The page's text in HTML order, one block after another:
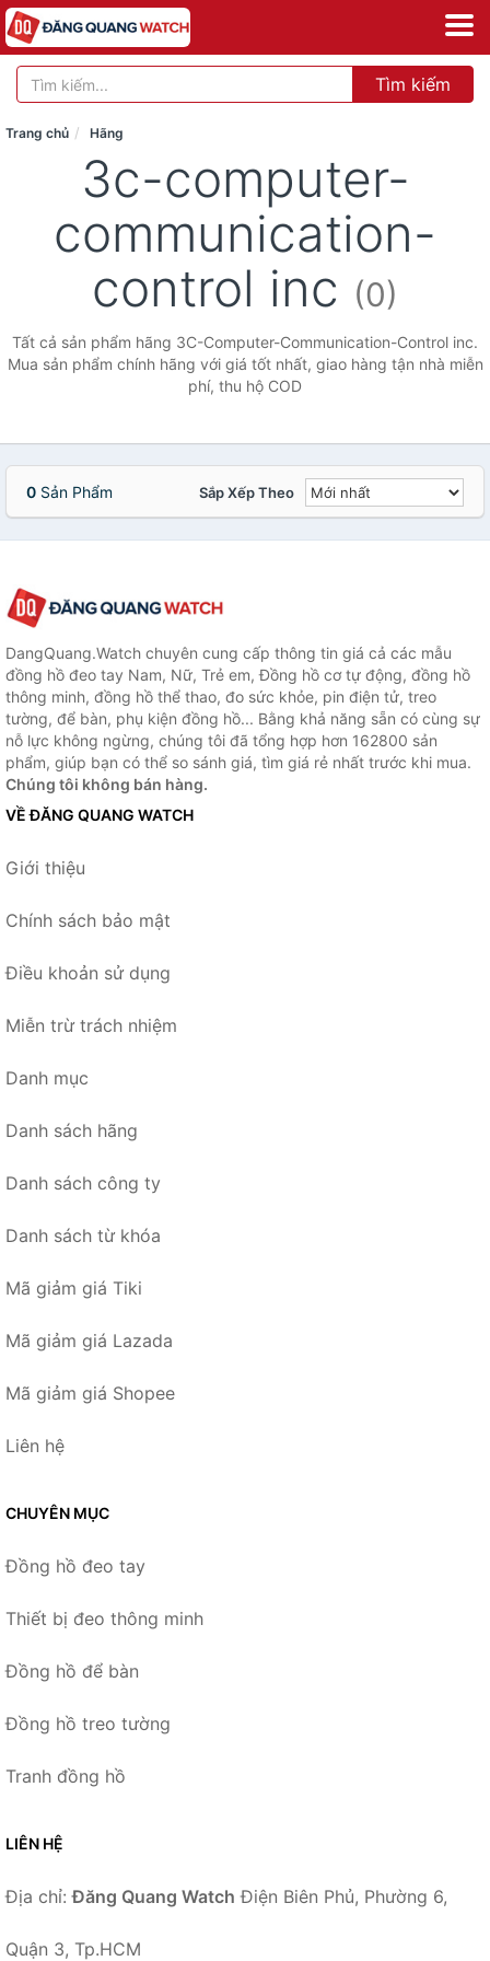
Tìm kiếm
Trang chủ Hãng
3c-computer-
communication-
control inc (0)
Tất cả sản phẩm hãng 3C-Computer-Communication-Control inc.
Mua sản phẩm chính hãng với giá tốt nhất, giao hàng tận nhà miễn
phí, thu hộ COD
0 Sản Phẩm Sắp Xếp Theo
DangQuang.Watch chuyên cung cấp thông tin giá cả các mẫu
đồng hồ đeo tay Nam, Nữ, Trẻ em, Đồng hồ cơ tự động, đồng hồ
thông minh, đồng hồ thể thao, đo sức khỏe, pin điện tử, treo
tường, để bàn, phụ kiện đồng hồ... Bằng khả năng sẵn có cùng sự
nỗ lực không ngừng, chúng tôi đã tổng hợp hơn 162800 sản
phẩm, giúp bạn có thể so sánh giá, tìm giá rẻ nhất trước khi mua.
Chúng tôi không bán hàng.
VỀ ĐĂNG QUANG WATCH
Giới thiệu
Chính sách bảo mật
Điều khoản sử dụng
Miễn trừ trách nhiệm
Danh mục
Danh sách hãng
Danh sách công ty
Danh sách từ khóa
Mã giảm giá Tiki
Mã giảm giá Lazada
Mã giảm giá Shopee
Liên hệ
CHUYÊN MỤC
Đồng hồ đeo tay
Thiết bị đeo thông minh
Đồng hồ để bàn
Đồng hồ treo tường
Tranh đồng hồ
LIÊN HỆ
Địa chỉ:Đăng Quang Watch Điện Biên Phủ, Phường 6,
Quận 3, Tp.HCM